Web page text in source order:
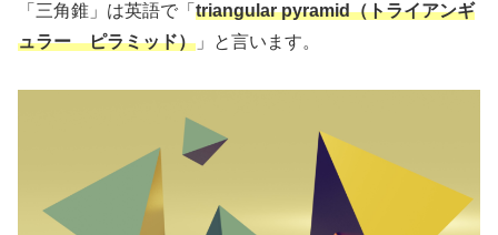
「三角錐」は英語で「 triangular pyramid（トライアンギ
ュラー ピラミッド） 」と言います。